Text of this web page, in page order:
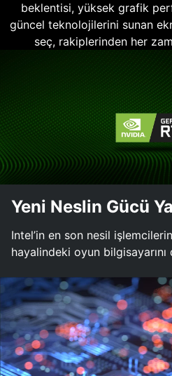
beklentisi, yüksek grafik
güncel teknolojilerini sunan
seç, rakiplerinden her
Yeni Neslin Gücü
Intel’in en son nesil
hayalindeki oyun bilgisayarını